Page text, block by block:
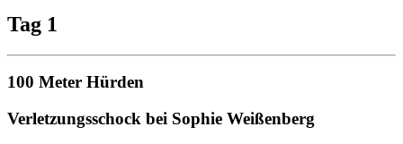
Tag 1
100 Meter Hürden
Verletzungsschock bei Sophie Weißenberg